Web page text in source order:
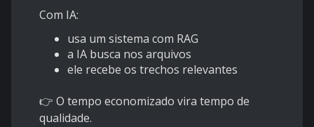
Com IA:
usa um sistema com RAG
a IA busca nos arquivos
ele recebe os trechos relevantes
👉 O tempo economizado vira tempo de
qualidade.